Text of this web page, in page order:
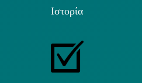
Ιστορία